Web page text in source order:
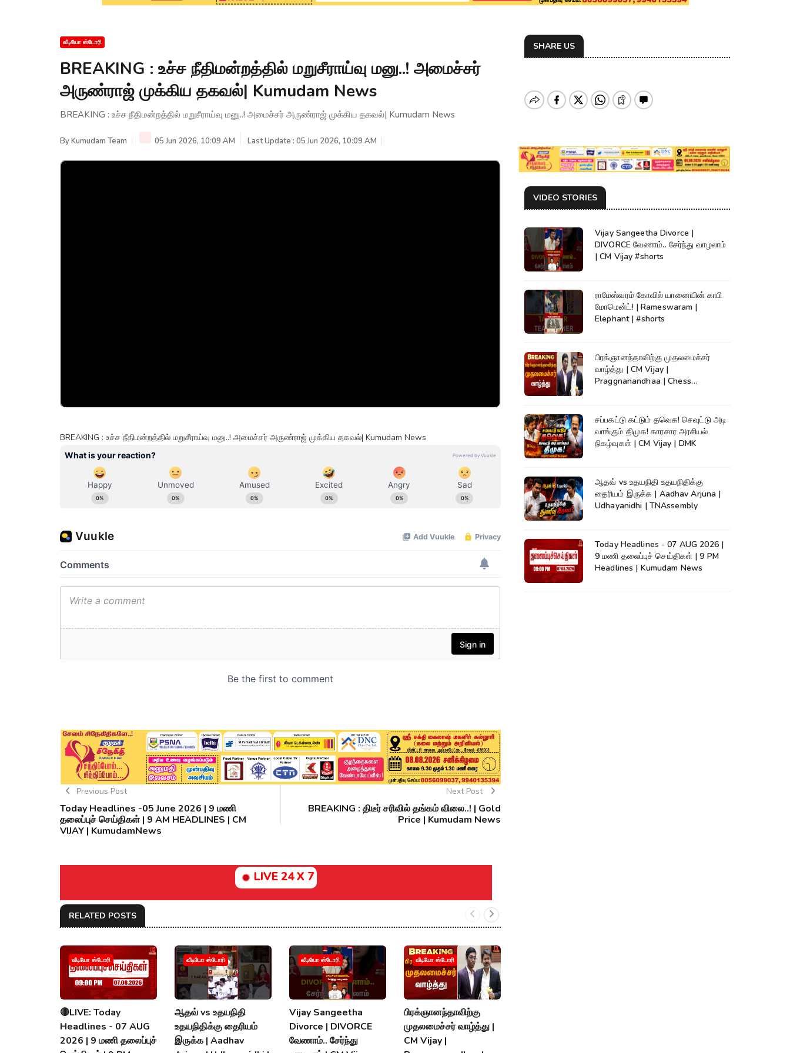
வீடியோ ஸ்டோரி
BREAKING : உச்ச நீதிமன்றத்தில் மறுசீராய்வு மனு..! அமைச்சர்
அருண்ராஜ் முக்கிய தகவல்| Kumudam News
BREAKING : உச்ச நீதிமன்றத்தில் மறுசீராய்வு மனு..! அமைச்சர் அருண்ராஜ் முக்கிய தகவல்| Kumudam News
ByKumudam Team 05 Jun 2026, 10:09 AM Last Update : 05 Jun 2026, 10:09 AM
BREAKING : உச்ச நீதிமன்றத்தில் மறுசீராய்வு மனு..! அமைச்சர் அருண்ராஜ் முக்கிய தகவல்| Kumudam News
Previous Post
Today Headlines -05 June 2026 | 9 மணி
தலைப்புச் செய்திகள் | 9 AM HEADLINES | CM
VIJAY | KumudamNews
Next Post
BREAKING : திடீர் சரிவில் தங்கம் விலை..! | Gold
Price | Kumudam News
LIVE 24 X 7
RELATED POSTS
வீடியோ ஸ்டோரி
🔴LIVE: Today
Headlines - 07 AUG
2026 | 9 மணி தலைப்புச்
வீடியோ ஸ்டோரி
ஆதவ் vs உதயநிதி
உதயநிதிக்கு தைரியம்
இருக்க | Aadhav
வீடியோ ஸ்டோரி
Vijay Sangeetha
Divorce | DIVORCE
வேணாம்.. சேர்ந்து
வீடியோ ஸ்டோரி
பிரக்ஞானந்தாவிற்கு
முதலமைச்சர் வாழ்த்து |
CM Vijay |
SHARE US
VIDEO STORIES
Vijay Sangeetha Divorce |
DIVORCE வேணாம்.. சேர்ந்து வாழலாம்
| CM Vijay #shorts
ராமேஸ்வரம் கோவில் யானையின் காபி
மோமென்ட்! | Rameswaram |
Elephant | #shorts
பிரக்ஞானந்தாவிற்கு முதலமைச்சர்
வாழ்த்து | CM Vijay |
Praggnanandhaa | Chess
சப்பகட்டு கட்டும் தவெக! செவுட்டு அடி
வாங்கும் திமுக! காரசார அரசியல்
நிகழ்வுகள் | CM Vijay | DMK
ஆதவ் vs உதயநிதி உதயநிதிக்கு
தைரியம் இருக்க | Aadhav Arjuna |
Udhayanidhi | TNAssembly
Today Headlines - 07 AUG 2026 |
9 மணி தலைப்புச் செய்திகள் | 9 PM
Headlines | Kumudam News